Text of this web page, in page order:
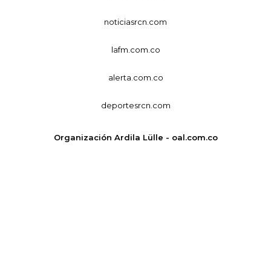
noticiasrcn.com
lafm.com.co
alerta.com.co
deportesrcn.com
Organización Ardila Lülle - oal.com.co